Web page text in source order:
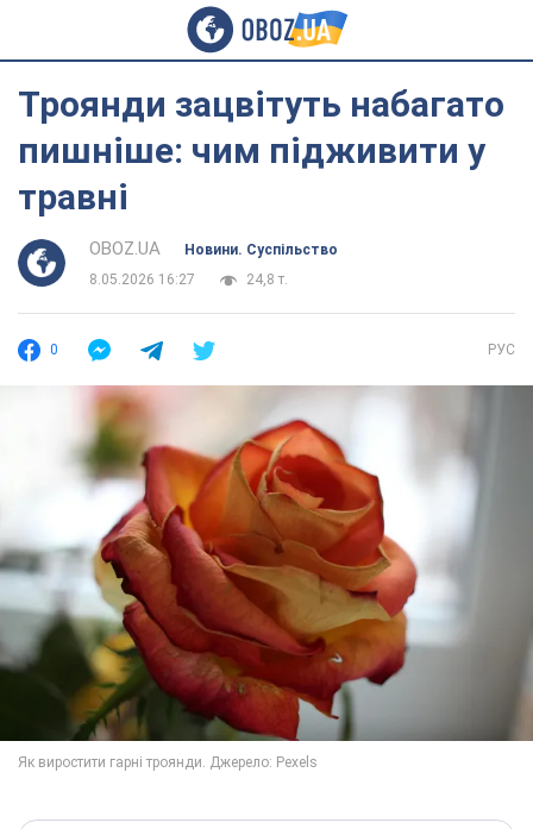
Троянди зацвітуть набагато
пишніше: чим підживити у
травні
OBOZ.UA
Новини. Суспільство
8.05.2026 16:27
24,8 т.
0 РУС